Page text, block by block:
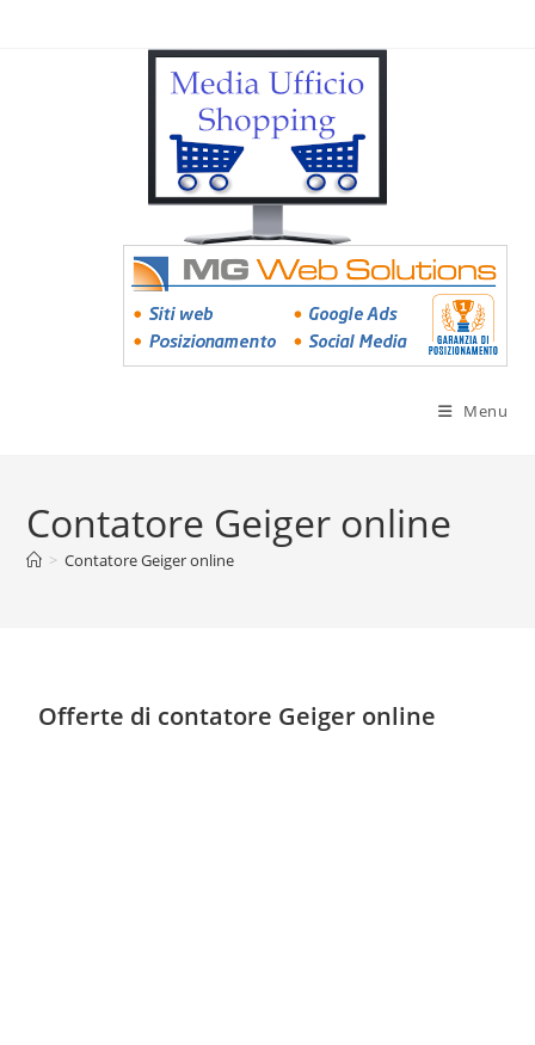
Menu
Contatore Geiger online
> Contatore Geiger online
Offerte di contatore Geiger online